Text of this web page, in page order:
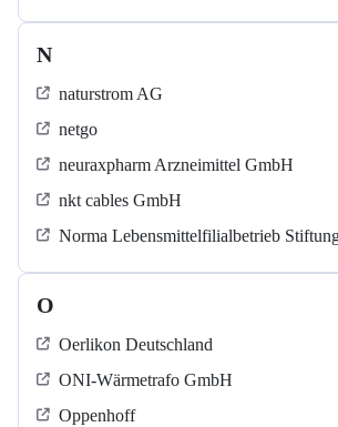
N
naturstrom AG
netgo
neuraxpharm Arzneimittel GmbH
nkt cables GmbH
Norma Lebensmittelfilialbetrieb
O
Oerlikon Deutschland
ONI-Wärmetrafo GmbH
Oppenhoff